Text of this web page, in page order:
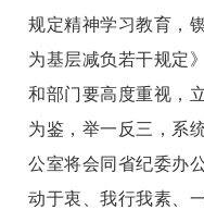
规定精神学习教育，
为基层减负若干规定
和部门要高度重视，
为鉴，举一反三，系
公室将会同省纪委办
动于衷、我行我素、